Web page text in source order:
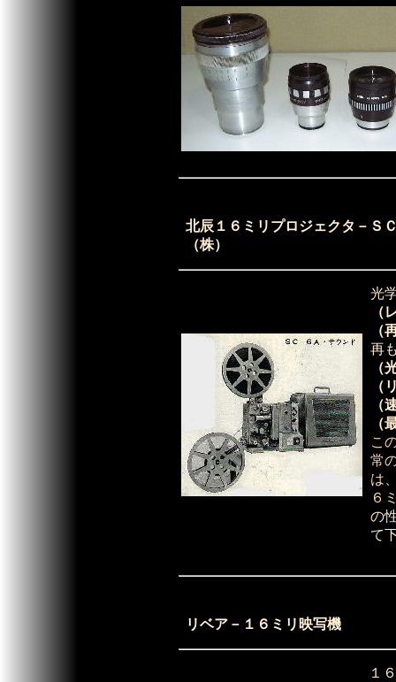
北辰１６ミリプロジェクタ－
（株）
光
（
（
再
（
（
（
（
こ
常
は
６
の
て
リベア－１６ミリ映写機
１